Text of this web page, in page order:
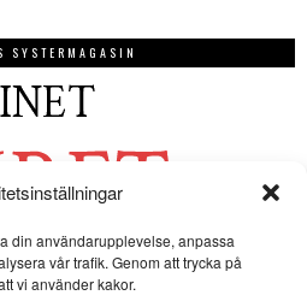
din användarupplevelse, anpassa
vår trafik. Genom att trycka på
vi använder kakor.
SYSTERMAGASIN